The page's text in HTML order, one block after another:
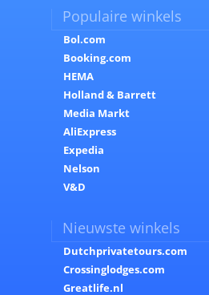
Populaire winkels
Bol.com
Booking.com
HEMA
Holland & Barrett
Media Markt
AliExpress
Expedia
Nelson
V&D
Nieuwste winkels
Dutchprivatetours.com
Crossinglodges.com
Greatlife.nl